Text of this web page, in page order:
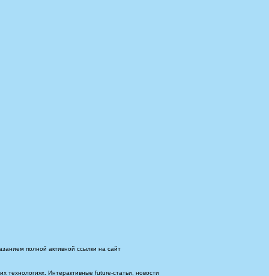
полной активной ссылки на сайт
Интерактивные future-статьи, новости